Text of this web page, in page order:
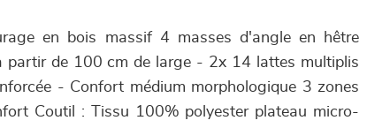
en bois massif 4 masses d'angle en hêtre
partir de 100 cm de large - 2x 14 lattes multiplis
- Confort médium morphologique 3 zones
Coutil : Tissu 100% polyester plateau micro-